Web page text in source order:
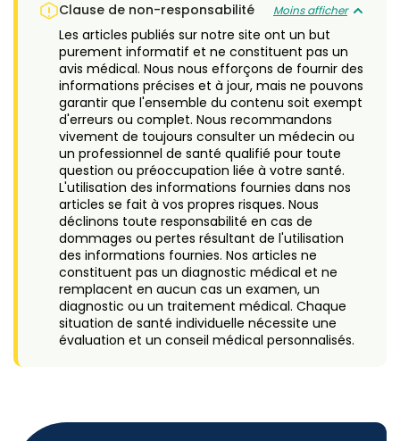
Clause de non-responsabilité Moins afficher
Les articles publiés sur notre site ont un but
purement informatif et ne constituent pas un
avis médical. Nous nous efforçons de fournir des
informations précises et à jour, mais ne pouvons
garantir que l'ensemble du contenu soit exempt
d'erreurs ou complet. Nous recommandons
vivement de toujours consulter un médecin ou
un professionnel de santé qualifié pour toute
question ou préoccupation liée à votre santé.
L'utilisation des informations fournies dans nos
articles se fait à vos propres risques. Nous
déclinons toute responsabilité en cas de
dommages ou pertes résultant de l'utilisation
des informations fournies. Nos articles ne
constituent pas un diagnostic médical et ne
remplacent en aucun cas un examen, un
diagnostic ou un traitement médical. Chaque
situation de santé individuelle nécessite une
évaluation et un conseil médical personnalisés.